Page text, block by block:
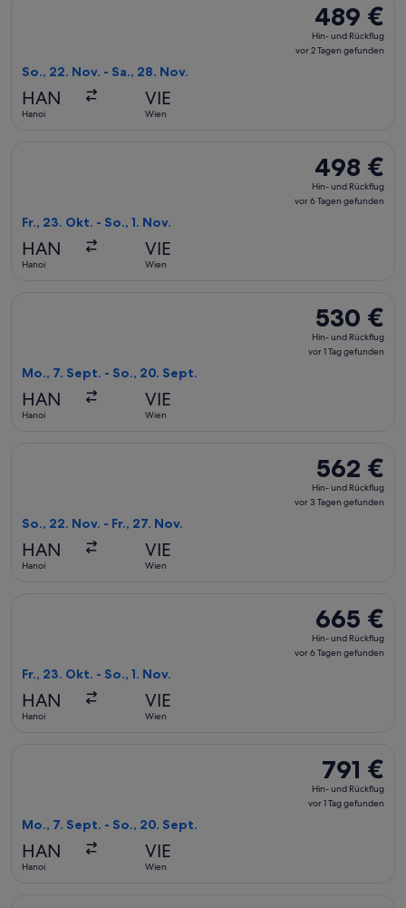
489 €
Hin-
und
489 €
Hin- und Rückflug
vor 2 Tagen gefunden
So., 22. Nov. - Sa., 28. Nov.
HAN
Hanoi
VIE
Wien
498 €
Hin-
und
498 €
Hin- und Rückflug
vor 6 Tagen gefunden
Fr., 23. Okt. - So., 1. Nov.
HAN
Hanoi
VIE
Wien
530 €
Hin-
und
530 €
Hin- und Rückflug
vor 1 Tag gefunden
Mo., 7. Sept. - So., 20. Sept.
HAN
Hanoi
VIE
Wien
562 €
Hin-
und
562 €
Hin- und Rückflug
vor 3 Tagen gefunden
So., 22. Nov. - Fr., 27. Nov.
HAN
Hanoi
VIE
Wien
665 €
Hin-
und
665 €
Hin- und Rückflug
vor 6 Tagen gefunden
Fr., 23. Okt. - So., 1. Nov.
HAN
Hanoi
VIE
Wien
791 €
Hin-
und
791 €
Hin- und Rückflug
vor 1 Tag gefunden
Mo., 7. Sept. - So., 20. Sept.
HAN
Hanoi
VIE
Wien